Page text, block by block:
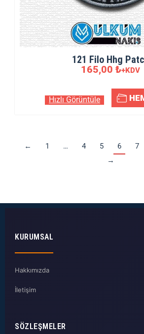
121 Filo Hhg
165,00 ₺+KDV
Hızlı Görüntüle
← 1 … 4 5 6 7
→
KURUMSAL
Hakkımızda
İletişim
SÖZLEŞMELER